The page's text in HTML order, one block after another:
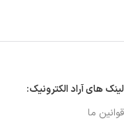
لینک های آراد الکترونیک:
قوانین ما